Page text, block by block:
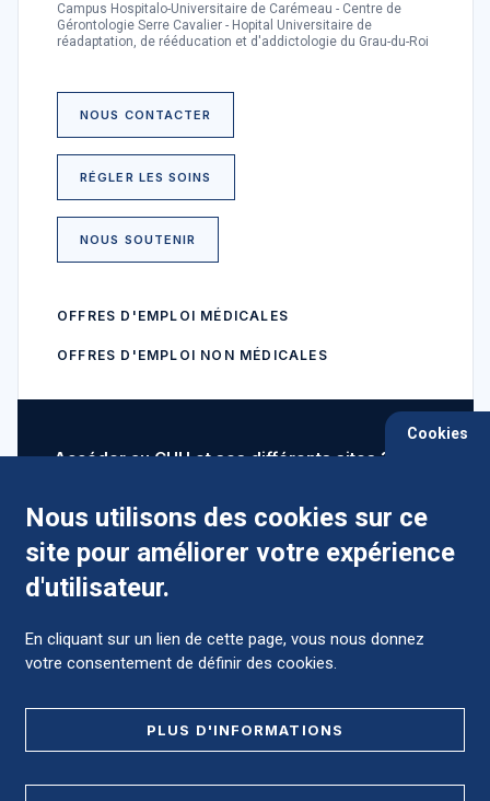
Campus Hospitalo-Universitaire de Carémeau - Centre de
Gérontologie Serre Cavalier - Hopital Universitaire de
réadaptation, de rééducation et d'addictologie du Grau-du-Roi
NOUS CONTACTER
RÉGLER LES SOINS
NOUS SOUTENIR
OFFRES D'EMPLOI MÉDICALES
OFFRES D'EMPLOI NON MÉDICALES
Accéder au CHU et ses différents sites ?
Comment préparer mon hospitalisation ?
Cookies
Nous utilisons des cookies sur ce
site pour améliorer votre expérience
d'utilisateur.
En cliquant sur un lien de cette page, vous nous donnez
votre consentement de définir des cookies.
PLUS D'INFORMATIONS